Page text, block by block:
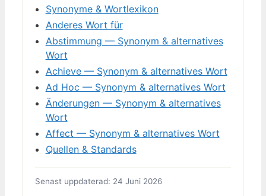
Synonyme & Wortlexikon
Anderes Wort für
Abstimmung — Synonym & alternatives
Wort
Achieve — Synonym & alternatives Wort
Ad Hoc — Synonym & alternatives Wort
Änderungen — Synonym & alternatives
Wort
Affect — Synonym & alternatives Wort
Quellen & Standards
Senast uppdaterad: 24 Juni 2026